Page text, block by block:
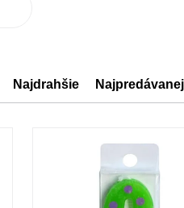
Najdrahšie